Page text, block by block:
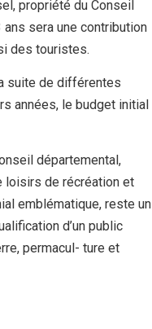
propriété du Conseil
ans sera une contribution
des touristes.
suite de différentes
années, le budget initial
départemental,
loisirs de récréation et
emblématique, reste un
d’un public
permacul- ture et